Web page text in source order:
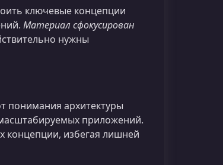
ключевые концепции
Материал сфокусирован
нужны
понимания архитектуры
приложений.
концепции, избегая лишней